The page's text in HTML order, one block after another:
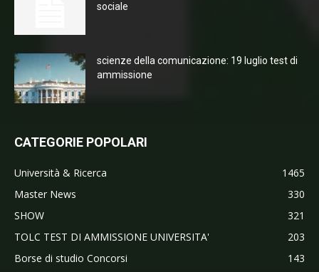
sociale
scienze della comunicazione: 19 luglio test di
ammissione
CATEGORIE POPOLARI
Università & Ricerca
1465
Master News
330
SHOW
321
TOLC TEST DI AMMISSIONE UNIVERSITA'
203
Borse di studio Concorsi
143